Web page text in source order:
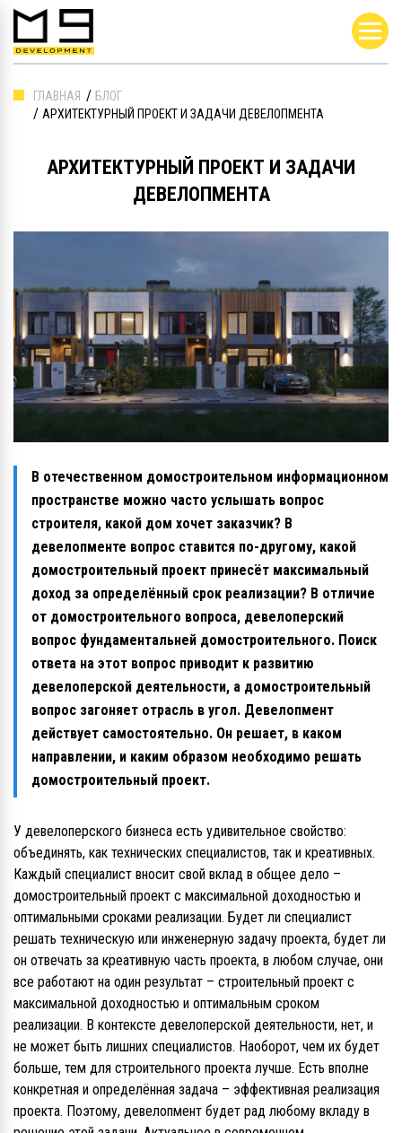
ГЛАВНАЯ
БЛОГ
АРХИТЕКТУРНЫЙ ПРОЕКТ И ЗАДАЧИ ДЕВЕЛОПМЕНТА
АРХИТЕКТУРНЫЙ ПРОЕКТ И ЗАДАЧИ
ДЕВЕЛОПМЕНТА
В отечественном домостроительном информационном
пространстве можно часто услышать вопрос
строителя, какой дом хочет заказчик? В
девелопменте вопрос ставится по-другому, какой
домостроительный проект принесёт максимальный
доход за определённый срок реализации? В отличие
от домостроительного вопроса, девелоперский
вопрос фундаментальней домостроительного. Поиск
ответа на этот вопрос приводит к развитию
девелоперской деятельности, а домостроительный
вопрос загоняет отрасль в угол. Девелопмент
действует самостоятельно. Он решает, в каком
направлении, и каким образом необходимо решать
домостроительный проект.
У девелоперского бизнеса есть удивительное свойство:
объединять, как технических специалистов, так и креативных.
Каждый специалист вносит свой вклад в общее дело –
домостроительный проект с максимальной доходностью и
оптимальными сроками реализации. Будет ли специалист
решать техническую или инженерную задачу проекта, будет ли
он отвечать за креативную часть проекта, в любом случае, они
все работают на один результат – строительный проект с
максимальной доходностью и оптимальным сроком
реализации. В контексте девелоперской деятельности, нет, и
не может быть лишних специалистов. Наоборот, чем их будет
больше, тем для строительного проекта лучше. Есть вполне
конкретная и определённая задача – эффективная реализация
проекта. Поэтому, девелопмент будет рад любому вкладу в